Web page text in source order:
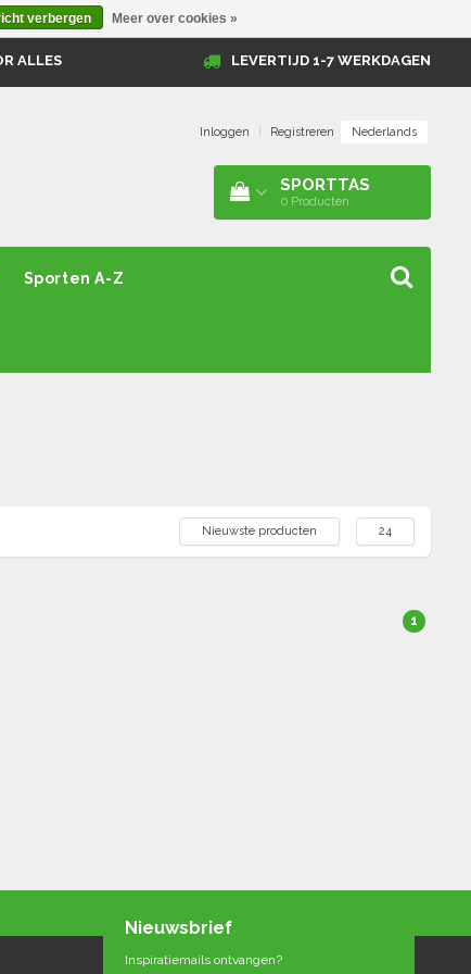
ALLES LEVERTIJD 1-7 WERKDAGEN
Inloggen Registreren Nederlands
SPORTTAS
0 Producten
Sporten A-Z
Nieuwste producten 24
1
Nieuwsbrief
Inspiratiemails ontvangen?
verbergen Meer over cookies »